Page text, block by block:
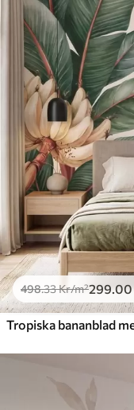
498.33Kr/m²299.00